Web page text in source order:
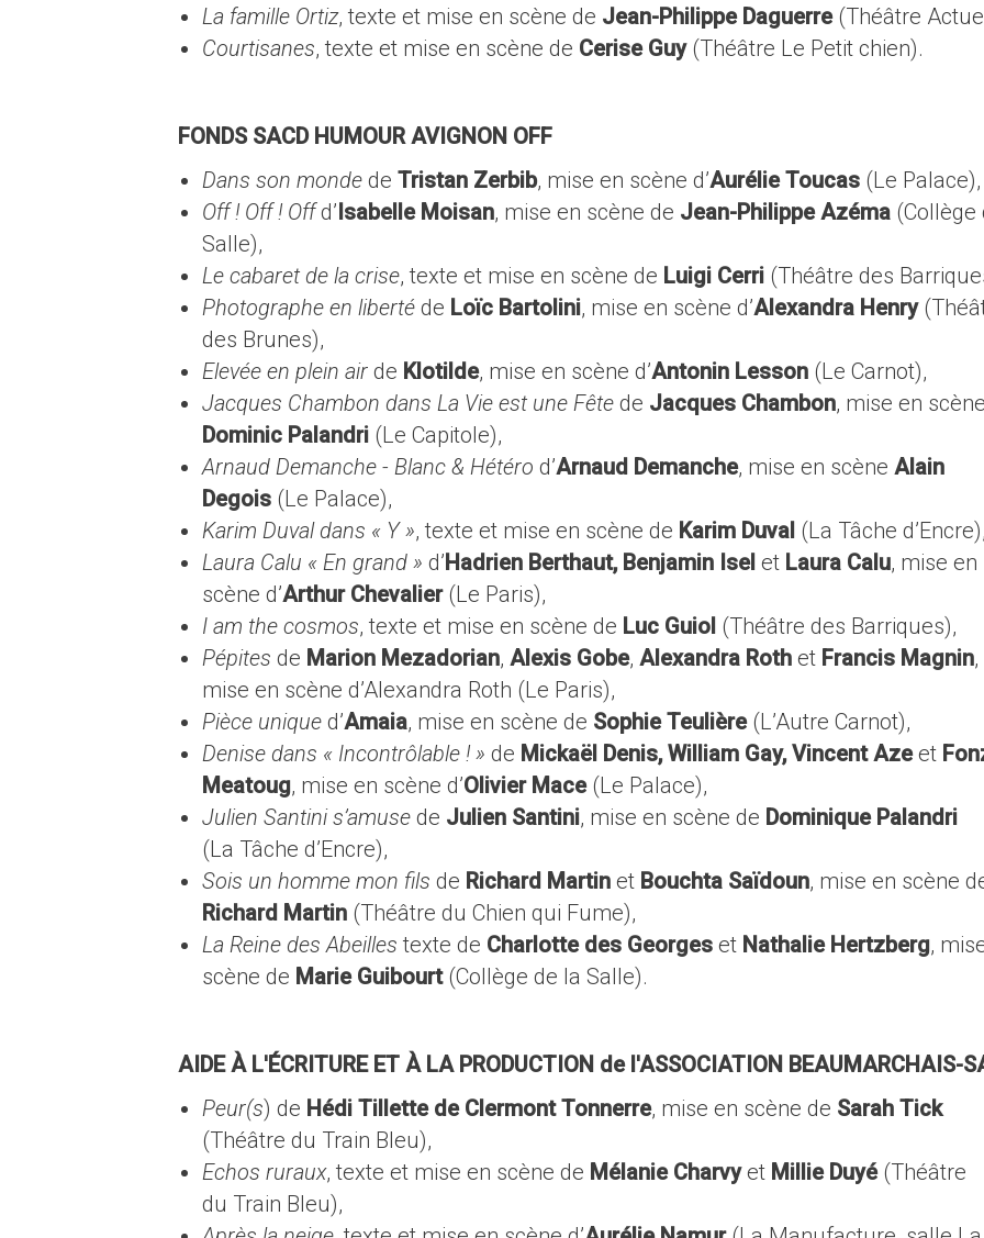
La famille Ortiz, texte et mise en scène de Jean-Philippe Daguerre(Théâtre
Courtisanes, texte et mise en scène de Cerise Guy(Théâtre Le Petit chien).
FONDS SACD HUMOUR AVIGNON OFF
Dans son monde de Tristan Zerbib, mise en scène d’Aurélie Toucas (Le Palace),
Off ! Off ! Offd’Isabelle Moisan, mise en scène de Jean-Philippe Azéma (Collège
Salle),
Le cabaret de la crise, texte et mise en scène de Luigi Cerri (Théâtre des
Photographe en liberté de Loïc Bartolini, mise en scène d’Alexandra Henry
des Brunes),
Elevée en plein air de Klotilde, mise en scène d’Antonin Lesson (Le Carnot),
Jacques Chambon dans La Vie est une Fête de Jacques Chambon, mise en
Dominic Palandri (Le Capitole),
Arnaud Demanche - Blanc & Hétéro d’Arnaud Demanche, mise en scène Alain
Degois (Le Palace),
Karim Duval dans « Y », texte et mise en scène de Karim Duval (La Tâche
Laura Calu « En grand » d’Hadrien Berthaut, Benjamin Isel et Laura Calu, mise en
scène d’Arthur Chevalier(Le Paris),
I am the cosmos, texte et mise en scène de Luc Guiol (Théâtre des Barriques),
Pépites de Marion Mezadorian, Alexis Gobe, Alexandra Roth et Francis Magnin,
mise en scène d’Alexandra Roth (Le Paris),
Pièce unique d’Amaia, mise en scène de Sophie Teulière(L’Autre Carnot),
Denise dans « Incontrôlable ! » de Mickaël Denis, William Gay, Vincent Azeet
Meatoug, mise en scène d’Olivier Mace(Le Palace),
Julien Santini s’amuse de Julien Santini, mise en scène de Dominique Palandri
(La Tâche d’Encre),
Sois un homme mon fils de Richard Martin et Bouchta Saïdoun, mise en scène
Richard Martin (Théâtre du Chien qui Fume),
La Reine des Abeilles texte de Charlotte des Georges et Nathalie Hertzberg,
scène de Marie Guibourt (Collège de la Salle).
AIDE À L'ÉCRITURE ET À LA PRODUCTION de l'ASSOCIATION BEAUMARCHAIS-
Peur(s) de Hédi Tillette de Clermont Tonnerre, mise en scène de Sarah Tick
(Théâtre du Train Bleu),
Echos ruraux, texte et mise en scène de Mélanie Charvyet Millie Duyé(Théâtre
du Train Bleu),